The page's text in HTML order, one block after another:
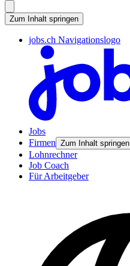
Zum Inhalt springen
jobs.ch Navigationslogo
Jobs
Firmen Zum Inhalt springen
Lohnrechner
Job Coach
Für Arbeitgeber